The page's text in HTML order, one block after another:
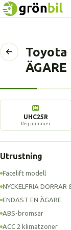
Tillbaka
föregående
Toyota
ÄGARE
UHC25R
Reg.nummer
Utrustning
Facelift modell
NYCKELFRIA DÖRRAR
ENDAST EN ÄGARE
ABS-bromsar
ACC 2 klimatzoner